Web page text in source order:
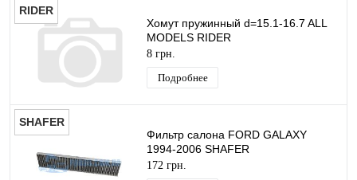
RIDER
Хомут пружинный d=15.1-16.7 ALL
MODELS RIDER
8 грн.
Подробнее
SHAFER
Фильтр салона FORD GALAXY
1994-2006 SHAFER
172 грн.